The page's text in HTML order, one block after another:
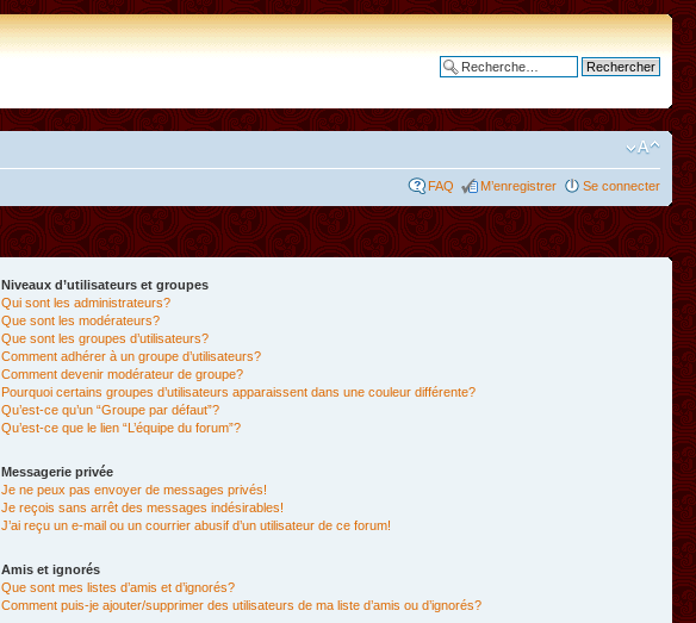
FAQ M’enregistrer Se connecter
Niveaux d’utilisateurs et groupes
Qui sont les administrateurs?
Que sont les modérateurs?
Que sont les groupes d’utilisateurs?
Comment adhérer à un groupe d’utilisateurs?
Comment devenir modérateur de groupe?
Pourquoi certains groupes d’utilisateurs apparaissent dans une couleur différente?
Qu’est-ce qu’un “Groupe par défaut”?
Qu’est-ce que le lien “L’équipe du forum”?
Messagerie privée
Je ne peux pas envoyer de messages privés!
Je reçois sans arrêt des messages indésirables!
J’ai reçu un e-mail ou un courrier abusif d’un utilisateur de ce forum!
Amis et ignorés
Que sont mes listes d’amis et d’ignorés?
Comment puis-je ajouter/supprimer des utilisateurs de ma liste d’amis ou d’ignorés?